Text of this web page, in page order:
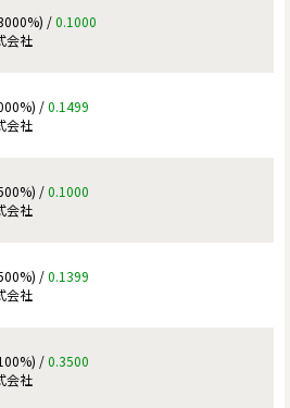
/0.1000
会社
/0.1499
会社
/0.1000
会社
/0.1399
会社
/0.3500
会社